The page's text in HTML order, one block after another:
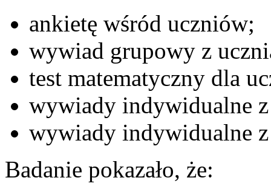
ankietę wśród uczniów;
wywiad grupowy z
test matematyczny dla
wywiady indywidualne
wywiady indywidualne
Badanie pokazało, że: